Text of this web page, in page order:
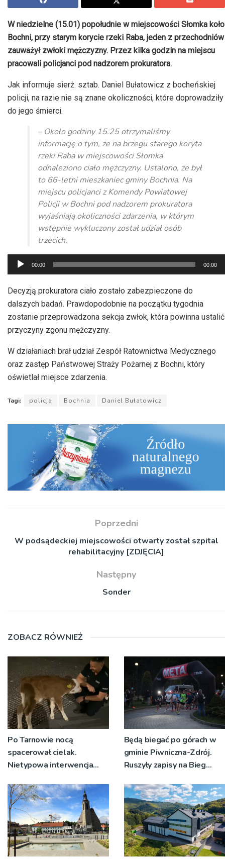
W niedzielne (15.01) popołudnie w miejscowości Słomka koło
Bochni, przy starym korycie rzeki Raba, jeden z przechodniów
zauważył zwłoki mężczyzny. Przez kilka godzin na miejscu
pracowali policjanci pod nadzorem prokuratora.
Jak informuje sierż. sztab. Daniel Bułatowicz z bocheńskiej
policji, na razie nie są znane okoliczności, które doprowadziły
do jego śmierci.
– Około godziny 15.25 otrzymaliśmy
informację o tym, że na brzegu starego koryta
rzeki Raba w miejscowości Słomka
odnaleziono ciało mężczyzny. Ustalono, że był
to 66-letni mieszkaniec gminy Bochnia. Na
miejscu policjanci z Komendy Powiatowej
Policji w Bochni pod nadzorem prokuratora
wyjaśniają okoliczności zdarzenia, w którym
wstępnie wykluczony został udział osób
trzecich.
Odtwarzacz
plików
dźwiękowych
00:00 00:00
Decyzją prokuratora ciało zostało zabezpieczone do
dalszych badań. Prawdopodobnie na początku tygodnia
zostanie przeprowadzona sekcja zwłok, która powinna ustalić
przyczyny zgonu mężczyzny.
W działaniach brał udział Zespół Ratownictwa Medycznego
oraz zastęp Państwowej Straży Pożarnej z Bochni, który
oświetlał miejsce zdarzenia.
Tagi: policja Bochnia Daniel Bułatowicz
Poprzedni
W podsądeckiej miejscowości otwarty został szpital
rehabilitacyjny [ZDJĘCIA]
Następny
Sonder
ZOBACZ RÓWNIEŻ
Po Tarnowie nocą
spacerował cielak.
Nietypowa interwencja
Będą biegać po górach w
gminie Piwniczna-Zdrój.
Ruszyły zapisy na Bieg